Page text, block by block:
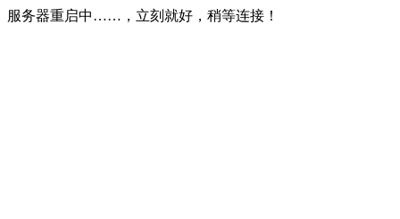
服务器重启中……，立刻就好，稍等连接！